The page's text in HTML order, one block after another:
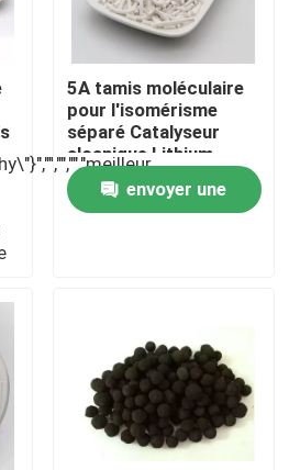
5A tamis moléculaire
pour l'isomérisme
séparé Catalyseur
alcanique Lithium
tamis moléculaire
oxygène Mcm 22
zéolite
envoyer une